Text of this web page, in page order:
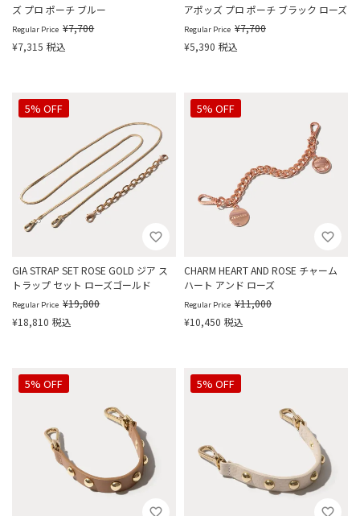
ズ プロ ポーチ ブルー
Regular Price ¥7,700
¥7,315 税込
アポッズ プロ ポーチ ブラック ローズ
Regular Price ¥7,700
¥5,390 税込
GIA STRAP SET ROSE GOLD ジア ス
トラップ セット ローズゴールド
5% OFF
Regular Price ¥19,800
¥18,810 税込
CHARM HEART AND ROSE チャーム
ハート アンド ローズ
5% OFF
Regular Price ¥11,000
¥10,450 税込
5% OFF 5% OFF